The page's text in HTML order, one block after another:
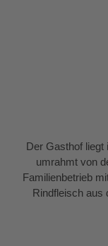
Der Gasthof
umrahmt von
Familienbetrieb
Rindfleisch aus